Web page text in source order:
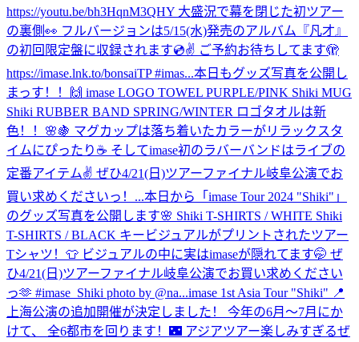
https://youtu.be/bh3HqnM3QHY 大盛況で幕を閉じた初ツアー
の裏側👀 フルバージョンは5/15(水)発売のアルバム『凡才』
の初回限定盤に収録されます💿✌️ ご予約お待ちしてます🫣
https://imase.lnk.to/bonsaiTP #imas...本日もグッズ写真を公開し
まっす！！🙌 imase LOGO TOWEL PURPLE/PINK Shiki MUG
Shiki RUBBER BAND SPRING/WINTER ロゴタオルは新
色！！🌸🍇 マグカップは落ち着いたカラーがリラックスタ
イムにぴったり☕️ そしてimase初のラバーバンドはライブの
定番アイテム✌️ ぜひ4/21(日)ツアーファイナル岐阜公演でお
買い求めくださいっ！...本日から「imase Tour 2024 "Shiki"」
のグッズ写真を公開します🌸 Shiki T-SHIRTS / WHITE Shiki
T-SHIRTS / BLACK キービジュアルがプリントされたツアー
Tシャツ！👕 ビジュアルの中に実はimaseが隠れてます🤭 ぜ
ひ4/21(日)ツアーファイナル岐阜公演でお買い求めください
っ🫶 #imase_Shiki photo by @na...imase 1st Asia Tour "Shiki" 📍
上海公演の追加開催が決定しました！ 今年の6月〜7月にか
けて、 全6都市を回ります！🌃 アジアツアー楽しみすぎるぜ